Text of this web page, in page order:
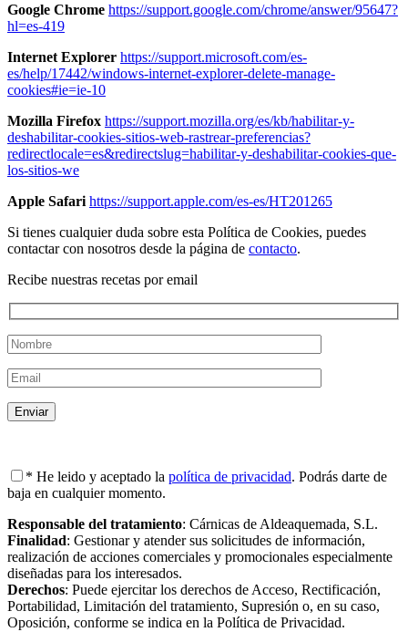
Google Chrome https://support.google.com/chrome/answer/95647?
hl=es-419
Internet Explorer https://support.microsoft.com/es-
es/help/17442/windows-internet-explorer-delete-manage-
cookies#ie=ie-10
Mozilla Firefox https://support.mozilla.org/es/kb/habilitar-y-
deshabilitar-cookies-sitios-web-rastrear-preferencias?
redirectlocale=es&redirectslug=habilitar-y-deshabilitar-cookies-que-
los-sitios-we
Apple Safari https://support.apple.com/es-es/HT201265
Si tienes cualquier duda sobre esta Política de Cookies, puedes
contactar con nosotros desde la página de contacto.
Recibe nuestras recetas por email
* He leido y aceptado la política de privacidad. Podrás darte de
baja en cualquier momento.
Responsable del tratamiento: Cárnicas de Aldeaquemada, S.L.
Finalidad: Gestionar y atender sus solicitudes de información,
realización de acciones comerciales y promocionales especialmente
diseñadas para los interesados.
Derechos: Puede ejercitar los derechos de Acceso, Rectificación,
Portabilidad, Limitación del tratamiento, Supresión o, en su caso,
Oposición, conforme se indica en la Política de Privacidad.